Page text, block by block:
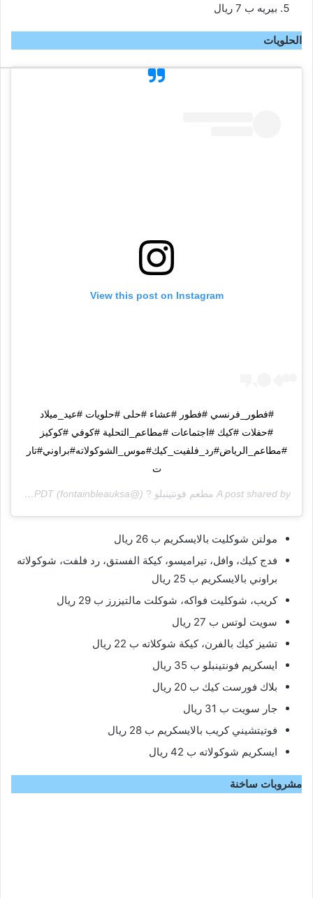
بيريه ب 7 ريال
الحلويات
View this post on Instagram
#فطور_فرنسي #فطور #عشاء #حلى #حلويات #عيد_ميلاد
#حفلات #كيك #اجتماعات #مطاعم_التحلية #كوفي #كوكيز
#مطاعم_الرياض#رد_فلفيت_كيك#موس_الشوكولاته#براوني#تار
ت
A post shared by مطعم فونتينبلو ? (@fontainbleauksa) on
Jun 29, 2017 at 2:48am PDT
مولتن شوكليت بالايسكريم ب 26 ريال
فدج كيك، وافل، تيراميسو، كيكة الفستق، رد فلفت، شوكولاته
براوني بالايسكريم ب 25 ريال
كريب، شوكليت فواكه، شوكلت مالتيزرز ب 29 ريال
سويت لوتس ب 27 ريال
تشيز كيك بالفرن، كيكة شوكلاته ب 22 ريال
ايسكريم فونتينبلو ب 35 ريال
بلاك فورست كيك ب 20 ريال
جار سويت ب 31 ريال
فوتيتشيني كريب بالايسكريم ب 28 ريال
ايسكريم شوكولاته ب 42 ريال
مشروبات ساخنة